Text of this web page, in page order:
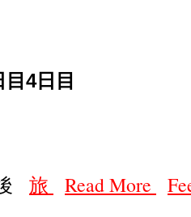
4日目
旅 Read More